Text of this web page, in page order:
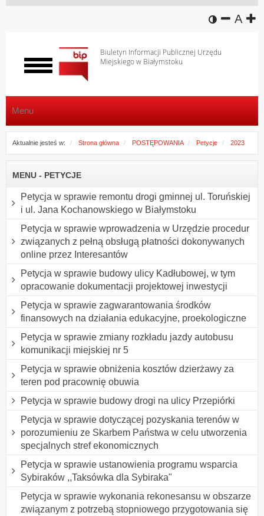
wersja
A
Biuletyn Informacji Publicznej Urzędu
Miejskiego w Białymstoku
Włącz
menu
Menu
Aktualnie jesteś w: Strona główna POSTĘPOWANIA Petycje 2023
MENU - PETYCJE
Petycja w sprawie remontu drogi gminnej ul. Toruńskiej
i ul. Jana Kochanowskiego w Białymstoku
Petycja w sprawie wprowadzenia w Urzędzie procedur
związanych z pełną obsługą płatności dokonywanych
online przez Interesantów
Petycja w sprawie budowy ulicy Kadłubowej, w tym
opracowanie dokumentacji projektowej inwestycji
Petycja w sprawie zagwarantowania środków
finansowych na działania edukacyjne, proekologiczne
Petycja w sprawie zmiany rozkładu jazdy autobusu
komunikacji miejskiej nr 5
Petycja w sprawie obniżenia kosztów dzierżawy za
teren pod pracownię obuwia
Petycja w sprawie budowy drogi na ulicy Przepiórki
Petycja w sprawie dotyczącej pozyskania terenów w
porozumieniu ze Skarbem Państwa w celu utworzenia
specjalnych stref ekonomicznych
Petycja w sprawie ustanowienia programu wsparcia
Sybiraków ,,Taksówka dla Sybiraka"
Petycja w sprawie wykonania rekonesansu w obszarze
związanym z potrzebą stopniowego przygotowania się